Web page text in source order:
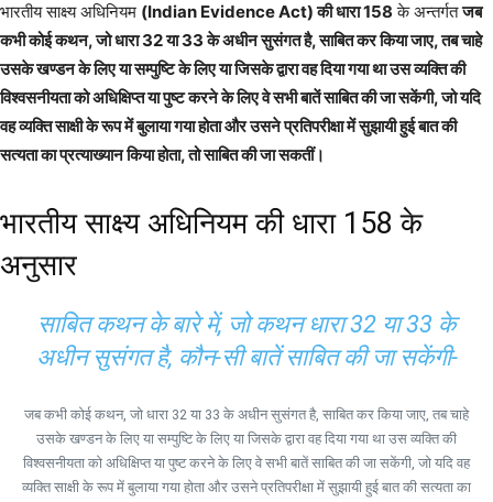
भारतीय साक्ष्य अधिनियम (Indian Evidence Act) की धारा 158 के अन्तर्गतजब
कभी कोई कथन, जो धारा 32 या 33 के अधीन सुसंगत है, साबित कर किया जाए, तब चाहे
उसके खण्डन के लिए या सम्पुष्टि के लिए या जिसके द्वारा वह दिया गया था उस व्यक्ति की
विश्वसनीयता को अधिक्षिप्त या पुष्ट करने के लिए वे सभी बातें साबित की जा सकेंगी, जो यदि
वह व्यक्ति साक्षी के रूप में बुलाया गया होता और उसने प्रतिपरीक्षा में सुझायी हुई बात की
सत्यता का प्रत्याख्यान किया होता, तो साबित की जा सकतीं।
भारतीय साक्ष्य अधिनियम की धारा 158 के
अनुसार
साबित कथन के बारे में, जो कथन धारा 32 या 33 के
अधीन सुसंगत है, कौन-सी बातें साबित की जा सकेंगी-
जब कभी कोई कथन, जो धारा 32 या 33 के अधीन सुसंगत है, साबित कर किया जाए, तब चाहे
उसके खण्डन के लिए या सम्पुष्टि के लिए या जिसके द्वारा वह दिया गया था उस व्यक्ति की
विश्वसनीयता को अधिक्षिप्त या पुष्ट करने के लिए वे सभी बातें साबित की जा सकेंगी, जो यदि वह
व्यक्ति साक्षी के रूप में बुलाया गया होता और उसने प्रतिपरीक्षा में सुझायी हुई बात की सत्यता का